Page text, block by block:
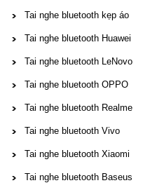
Tai nghe bluetooth kẹp áo
Tai nghe bluetooth Huawei
Tai nghe bluetooth LeNovo
Tai nghe bluetooth OPPO
Tai nghe bluetooth Realme
Tai nghe bluetooth Vivo
Tai nghe bluetooth Xiaomi
Tai nghe bluetooth Baseus